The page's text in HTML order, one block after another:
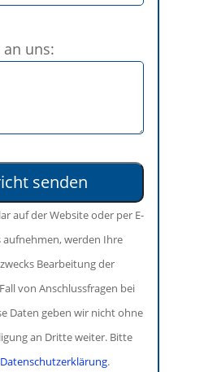
uns:
auf der Website oder per E-
werden Ihre
Bearbeitung der
von Anschlussfragen bei
Daten geben wir nicht ohne
an Dritte weiter. Bitte
Datenschutzerklärung.